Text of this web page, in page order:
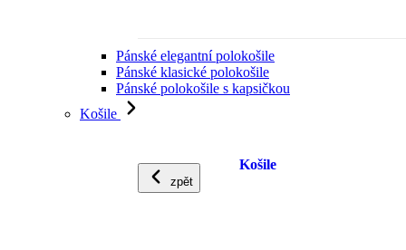
Pánské elegantní polokošile
Pánské klasické polokošile
Pánské polokošile s kapsičkou
Košile
zpět
Košile